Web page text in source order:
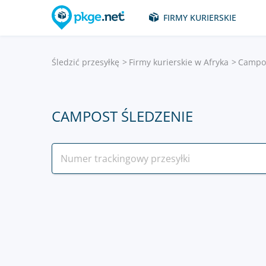
FIRMY KURIERSKIE
Śledzić przesyłkę Firmy kurierskie w Afryka
CAMPOST ŚLEDZENIE